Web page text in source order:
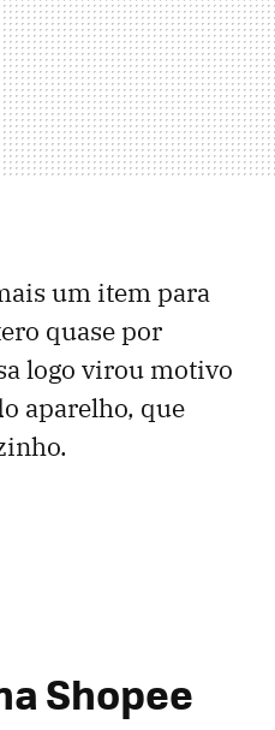
um item para
quase por
logo virou motivo
aparelho, que
Shopee